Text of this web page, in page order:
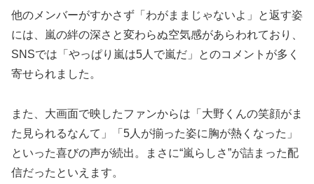
他のメンバーがすかさず「わがままじゃないよ」と返す姿
には、嵐の絆の深さと変わらぬ空気感があらわれており、
SNSでは「やっぱり嵐は5人で嵐だ」とのコメントが多く
寄せられました。
また、大画面で映したファンからは「大野くんの笑顔がま
た見られるなんて」「5人が揃った姿に胸が熱くなった」
といった喜びの声が続出。まさに“嵐らしさ”が詰まった配
信だったといえます。